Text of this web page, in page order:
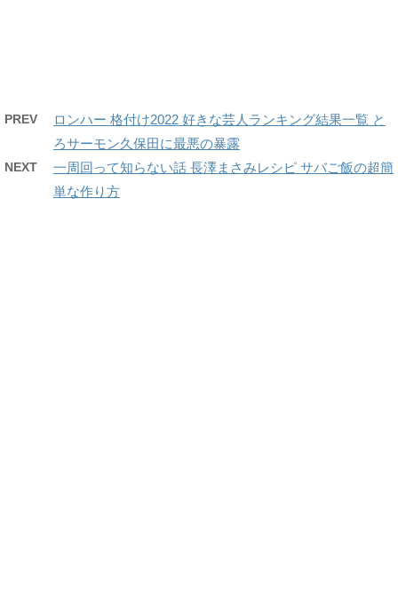
PREV
ロンハー 格付け2022 好きな芸人ランキング結果一覧 と
ろサーモン久保田に最悪の暴露
NEXT
一周回って知らない話 長澤まさみレシピ サバご飯の超簡
単な作り方